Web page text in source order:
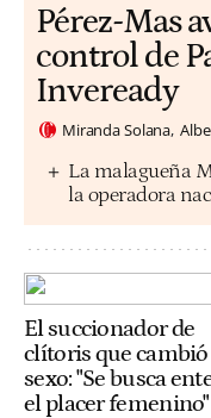
Pérez-Mas
control de
Inveready
Miranda Solana
La malagueña
la operadora
El succionador de
clítoris que cambió
sexo: "Se busca
el placer femenino"